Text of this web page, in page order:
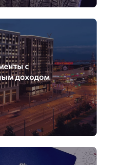
с
доходом